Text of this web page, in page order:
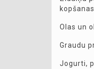
Olas un
Graudu
Jogurti,